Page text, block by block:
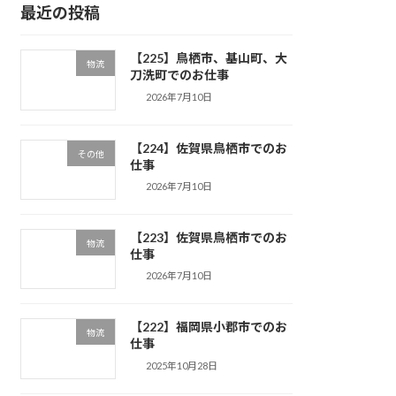
最近の投稿
物流
【225】鳥栖市、基山町、大
刀洗町でのお仕事
2026年7月10日
その他
【224】佐賀県鳥栖市でのお
仕事
2026年7月10日
物流
【223】佐賀県鳥栖市でのお
仕事
2026年7月10日
物流
【222】福岡県小郡市でのお
仕事
2025年10月28日